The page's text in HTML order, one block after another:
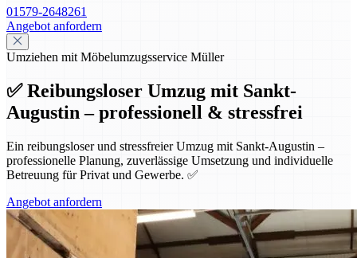
01579-2648261
Angebot anfordern
Umziehen mit Möbelumzugsservice Müller
✅ Reibungsloser Umzug mit Sankt-
Augustin – professionell & stressfrei
Ein reibungsloser und stressfreier Umzug mit Sankt-Augustin –
professionelle Planung, zuverlässige Umsetzung und individuelle
Betreuung für Privat und Gewerbe. ✅
Angebot anfordern